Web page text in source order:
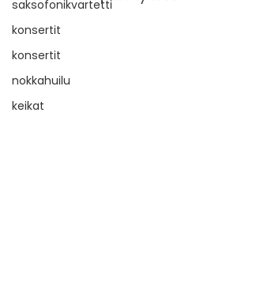
saksofonikvartetti
konsertit
konsertit
nokkahuilu
keikat